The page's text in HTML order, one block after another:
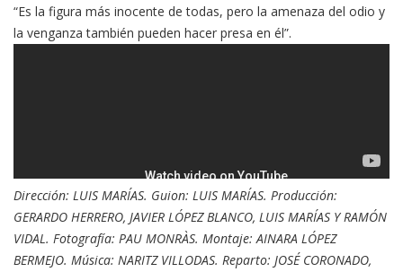
“Es la figura más inocente de todas, pero la amenaza del odio y
la venganza también pueden hacer presa en él”.
Dirección: LUIS MARÍAS. Guion: LUIS MARÍAS. Producción:
GERARDO HERRERO, JAVIER LÓPEZ BLANCO, LUIS MARÍAS Y RAMÓN
VIDAL. Fotografía: PAU MONRÀS. Montaje: AINARA LÓPEZ
BERMEJO. Música: NARITZ VILLODAS. Reparto: JOSÉ CORONADO,